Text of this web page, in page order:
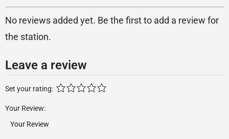
No reviews added yet. Be the first to add a review for
the station.
Leave a review
Set your rating:
Your Review: